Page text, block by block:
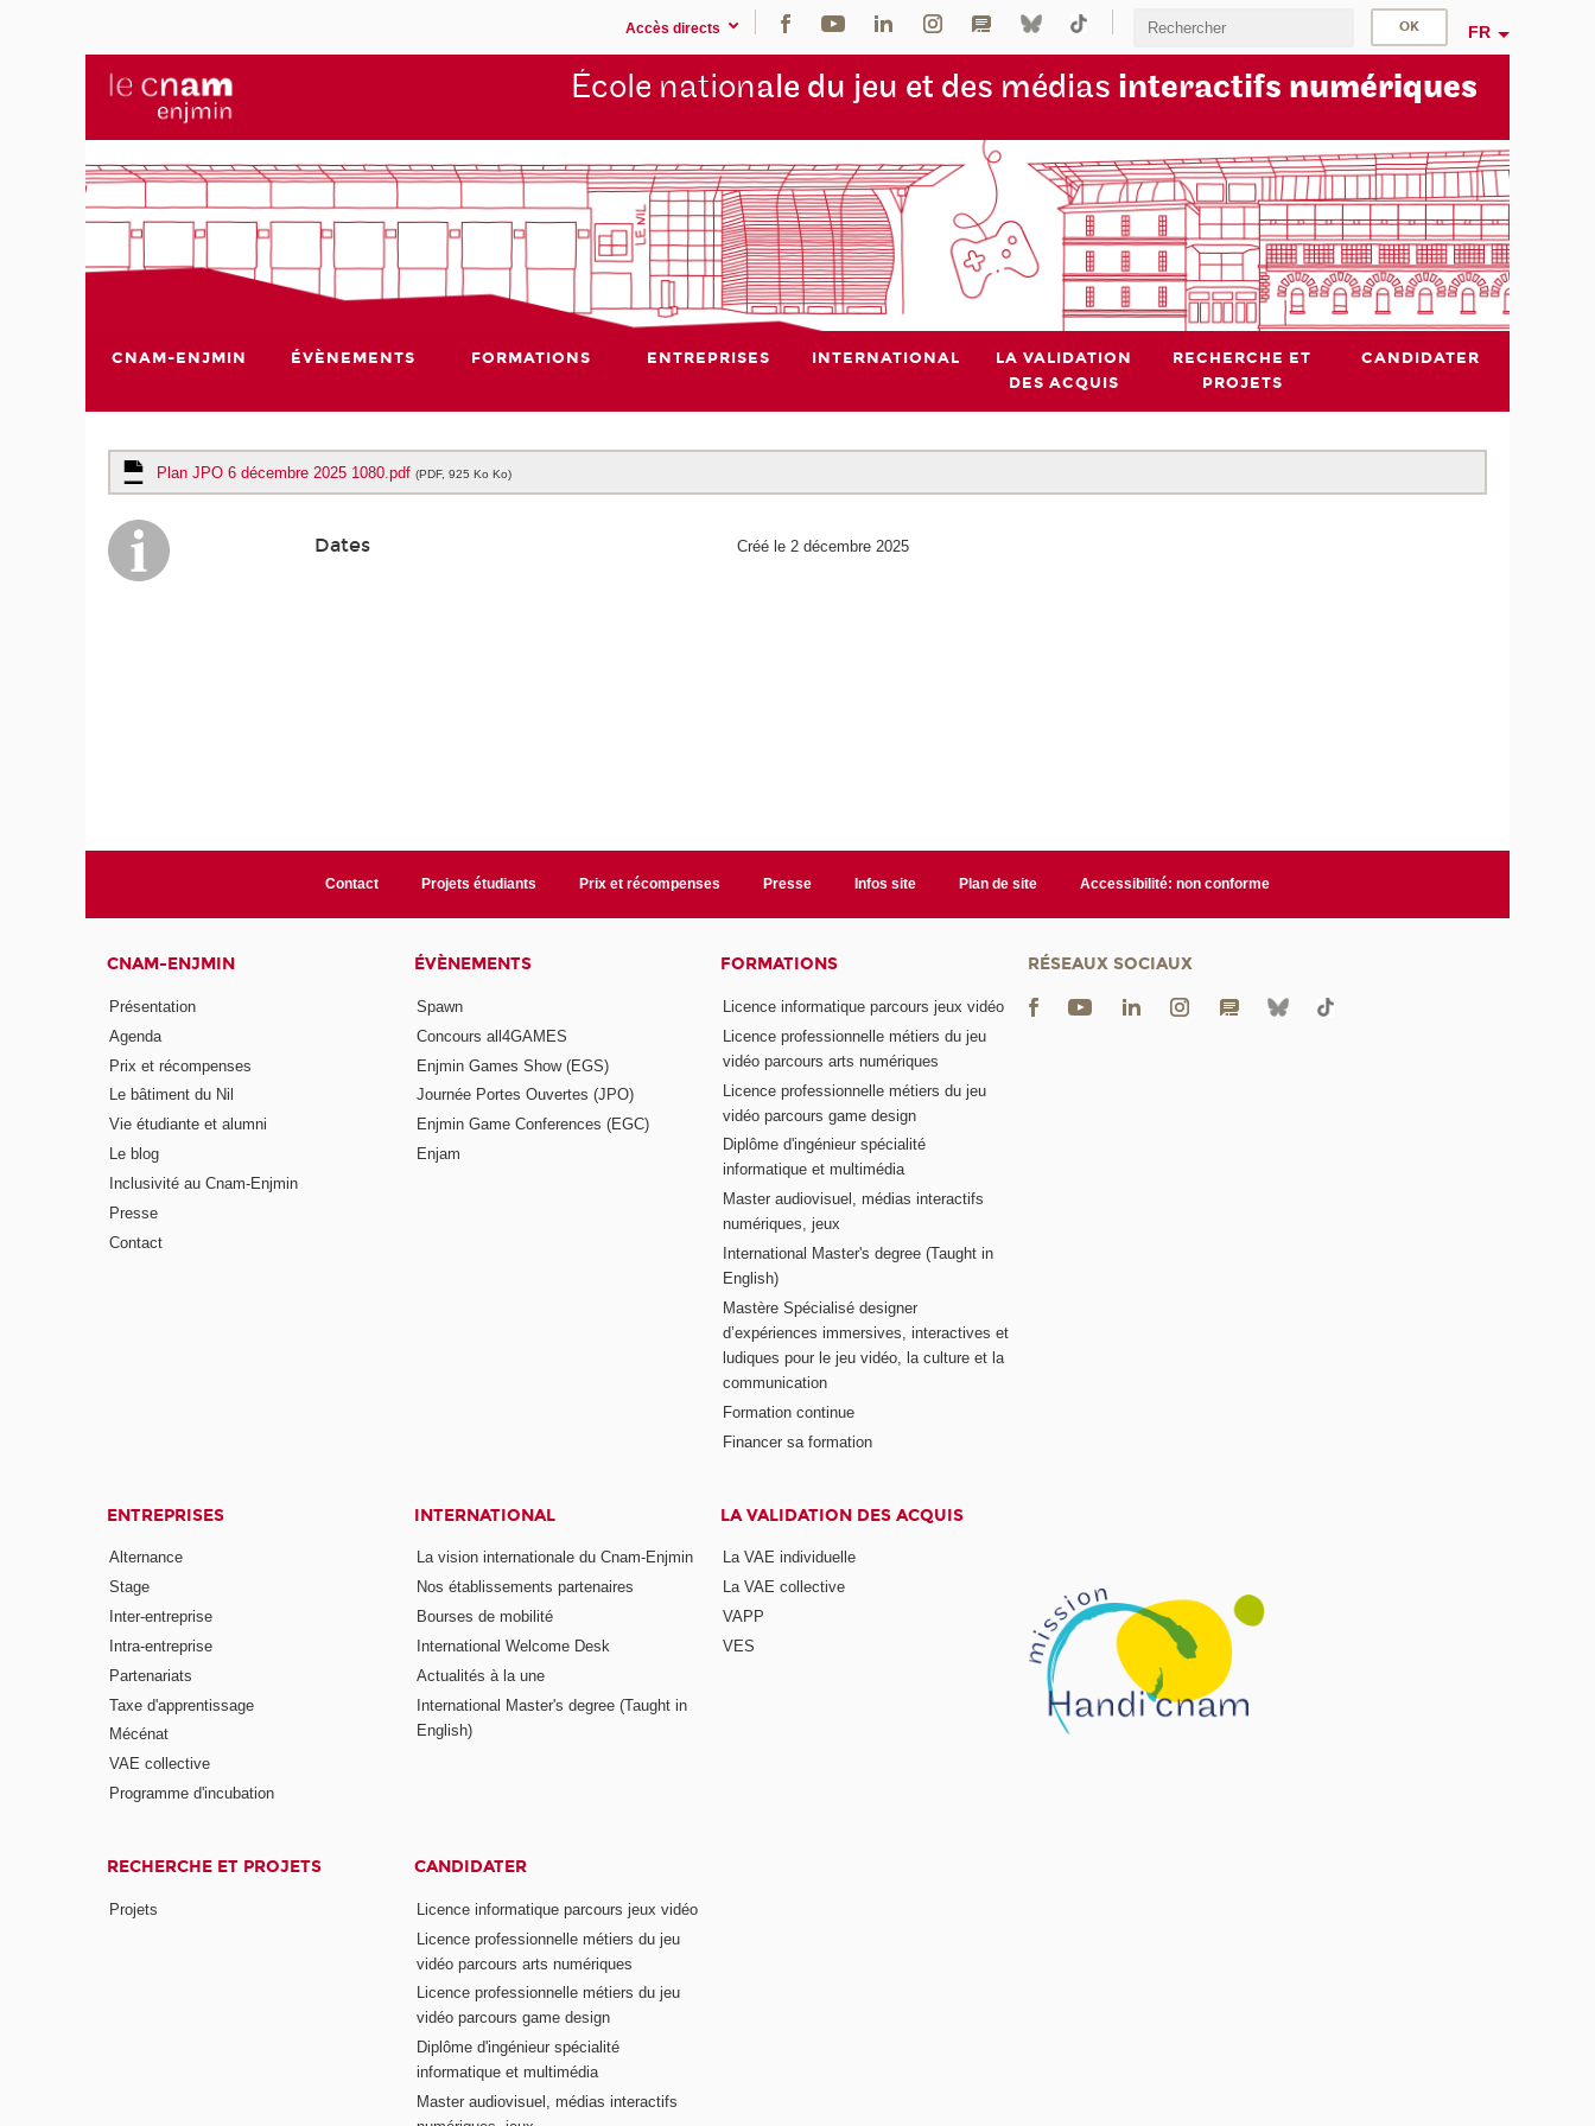
Accès directs FR
École nationale du jeu et des médias interactifs numériques
CNAM-ENJMIN ÉVÈNEMENTS FORMATIONS ENTREPRISES INTERNATIONAL
LA VALIDATION
DES ACQUIS
RECHERCHE ET
PROJETS
CANDIDATER
Plan JPO 6 décembre 2025 1080.pdf(PDF, 925 Ko Ko)
Dates Créé le 2 décembre 2025
Contact Projets étudiants Prix et récompenses Presse Infos site Plan de site Accessibilité: non conforme
CNAM-ENJMIN
Présentation
Agenda
Prix et récompenses
Le bâtiment du Nil
Vie étudiante et alumni
Le blog
Inclusivité au Cnam-Enjmin
Presse
Contact
ÉVÈNEMENTS
Spawn
Concours all4GAMES
Enjmin Games Show (EGS)
Journée Portes Ouvertes (JPO)
Enjmin Game Conferences (EGC)
Enjam
FORMATIONS
Licence informatique parcours jeux vidéo
Licence professionnelle métiers du jeu
vidéo parcours arts numériques
Licence professionnelle métiers du jeu
vidéo parcours game design
Diplôme d'ingénieur spécialité
informatique et multimédia
Master audiovisuel, médias interactifs
numériques, jeux
International Master's degree (Taught in
English)
Mastère Spécialisé designer
d’expériences immersives, interactives et
ludiques pour le jeu vidéo, la culture et la
communication
Formation continue
Financer sa formation
ENTREPRISES
Alternance
Stage
Inter-entreprise
Intra-entreprise
Partenariats
Taxe d'apprentissage
Mécénat
VAE collective
Programme d'incubation
INTERNATIONAL
La vision internationale du Cnam-Enjmin
Nos établissements partenaires
Bourses de mobilité
International Welcome Desk
Actualités à la une
International Master's degree (Taught in
English)
LA VALIDATION DES ACQUIS
La VAE individuelle
La VAE collective
VAPP
VES
RECHERCHE ET PROJETS
Projets
CANDIDATER
Licence informatique parcours jeux vidéo
Licence professionnelle métiers du jeu
vidéo parcours arts numériques
Licence professionnelle métiers du jeu
vidéo parcours game design
Diplôme d'ingénieur spécialité
informatique et multimédia
Master audiovisuel, médias interactifs
RÉSEAUX SOCIAUX